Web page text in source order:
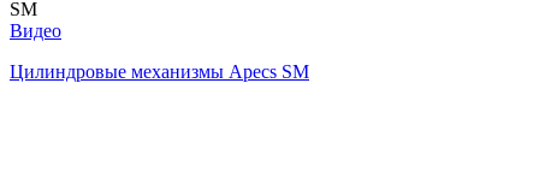
Видео
Цилиндровые механизмы Apecs SM